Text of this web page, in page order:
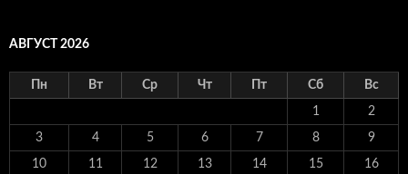
АВГУСТ 2026
Пн Вт Ср Чт Пт Сб Вс
1 2
3 4 5 6 7 8 9
10 11 12 13 14 15 16